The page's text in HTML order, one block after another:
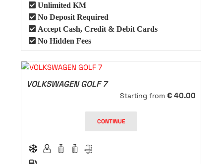
Unlimited KM
No Deposit Required
Accept Cash, Credit & Debit Cards
No Hidden Fees
VOLKSWAGEN GOLF 7
Starting from € 40.00
CONTINUE